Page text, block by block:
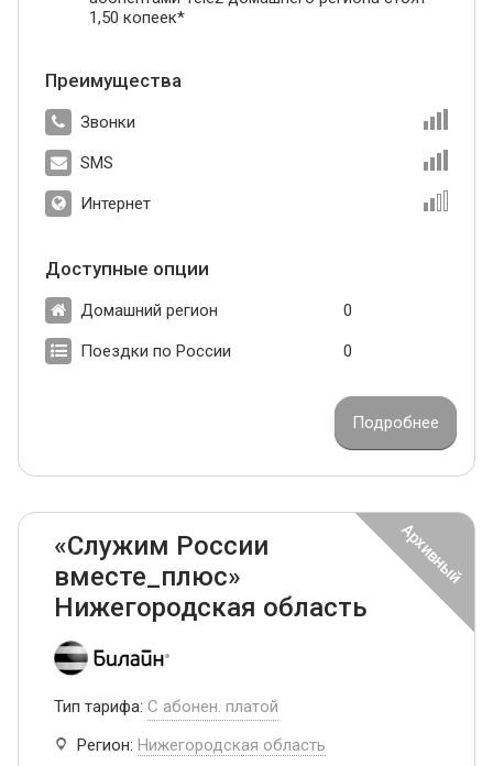
1,50 копеек*
Преимущества
Звонки
SMS
Интернет
Доступные опции
Домашний регион 0
Поездки по России 0
Подробнее
«Служим России
вместе_плюс»
Нижегородская область
Тип тарифа: С абонен. платой
Регион: Нижегородская область